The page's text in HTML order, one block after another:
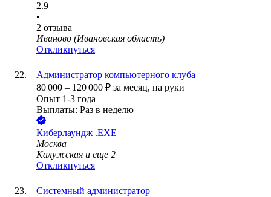
2.9
•
2 отзыва
Иваново (Ивановская область)
Откликнуться
Администратор компьютерного клуба
80 000 – 120 000 ₽ за месяц, на руки
Опыт 1-3 года
Выплаты: Раз в неделю
Киберлаундж .EXE
Москва
Калужская и еще 2
Откликнуться
Системный администратор